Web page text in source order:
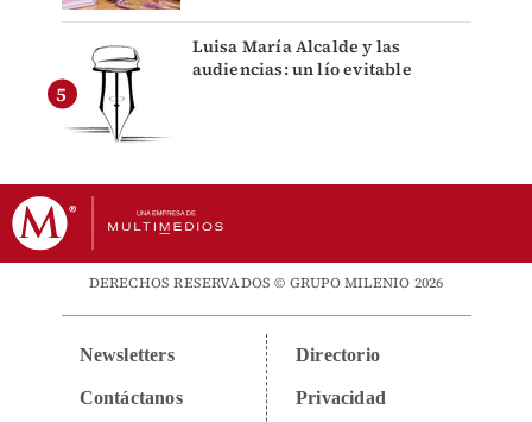
Luisa María Alcalde y las
audiencias: un lío evitable
DERECHOS RESERVADOS © GRUPO MILENIO 2026
Newsletters
Contáctanos
Directorio
Privacidad